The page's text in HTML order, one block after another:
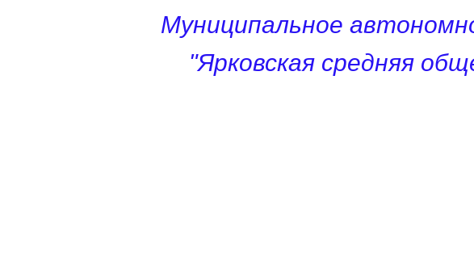
Муниципальное
"Ярковская средняя